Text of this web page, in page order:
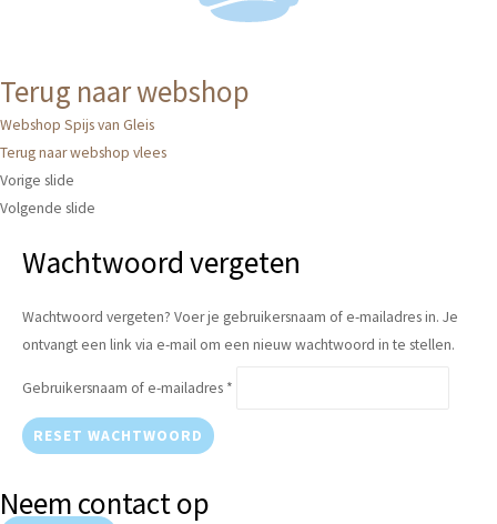
Terug naar webshop
Webshop Spijs van Gleis
Terug naar webshop vlees
Vorige slide
Volgende slide
Wachtwoord vergeten
Wachtwoord vergeten? Voer je gebruikersnaam of e-mailadres in. Je
ontvangt een link via e-mail om een nieuw wachtwoord in te stellen.
Gebruikersnaam of e-mailadres *
RESET WACHTWOORD
Neem contact op